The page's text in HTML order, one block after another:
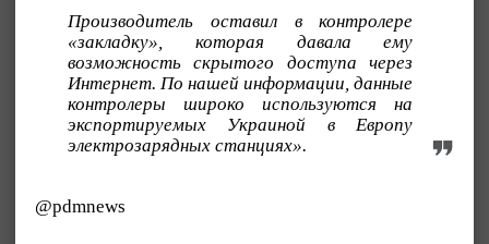
Производитель оставил в контролере
«закладку», которая давала ему
возможность скрытого доступа через
Интернет. По нашей информации, данные
контролеры широко используются на
экспортируемых Украиной в Европу
электрозарядных станциях».
@pdmnews